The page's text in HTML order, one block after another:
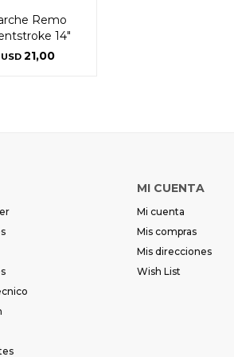
Remo
14"
USD 21,00
MI CUENTA
Mi cuenta
Mis compras
Mis direcciones
Wish List